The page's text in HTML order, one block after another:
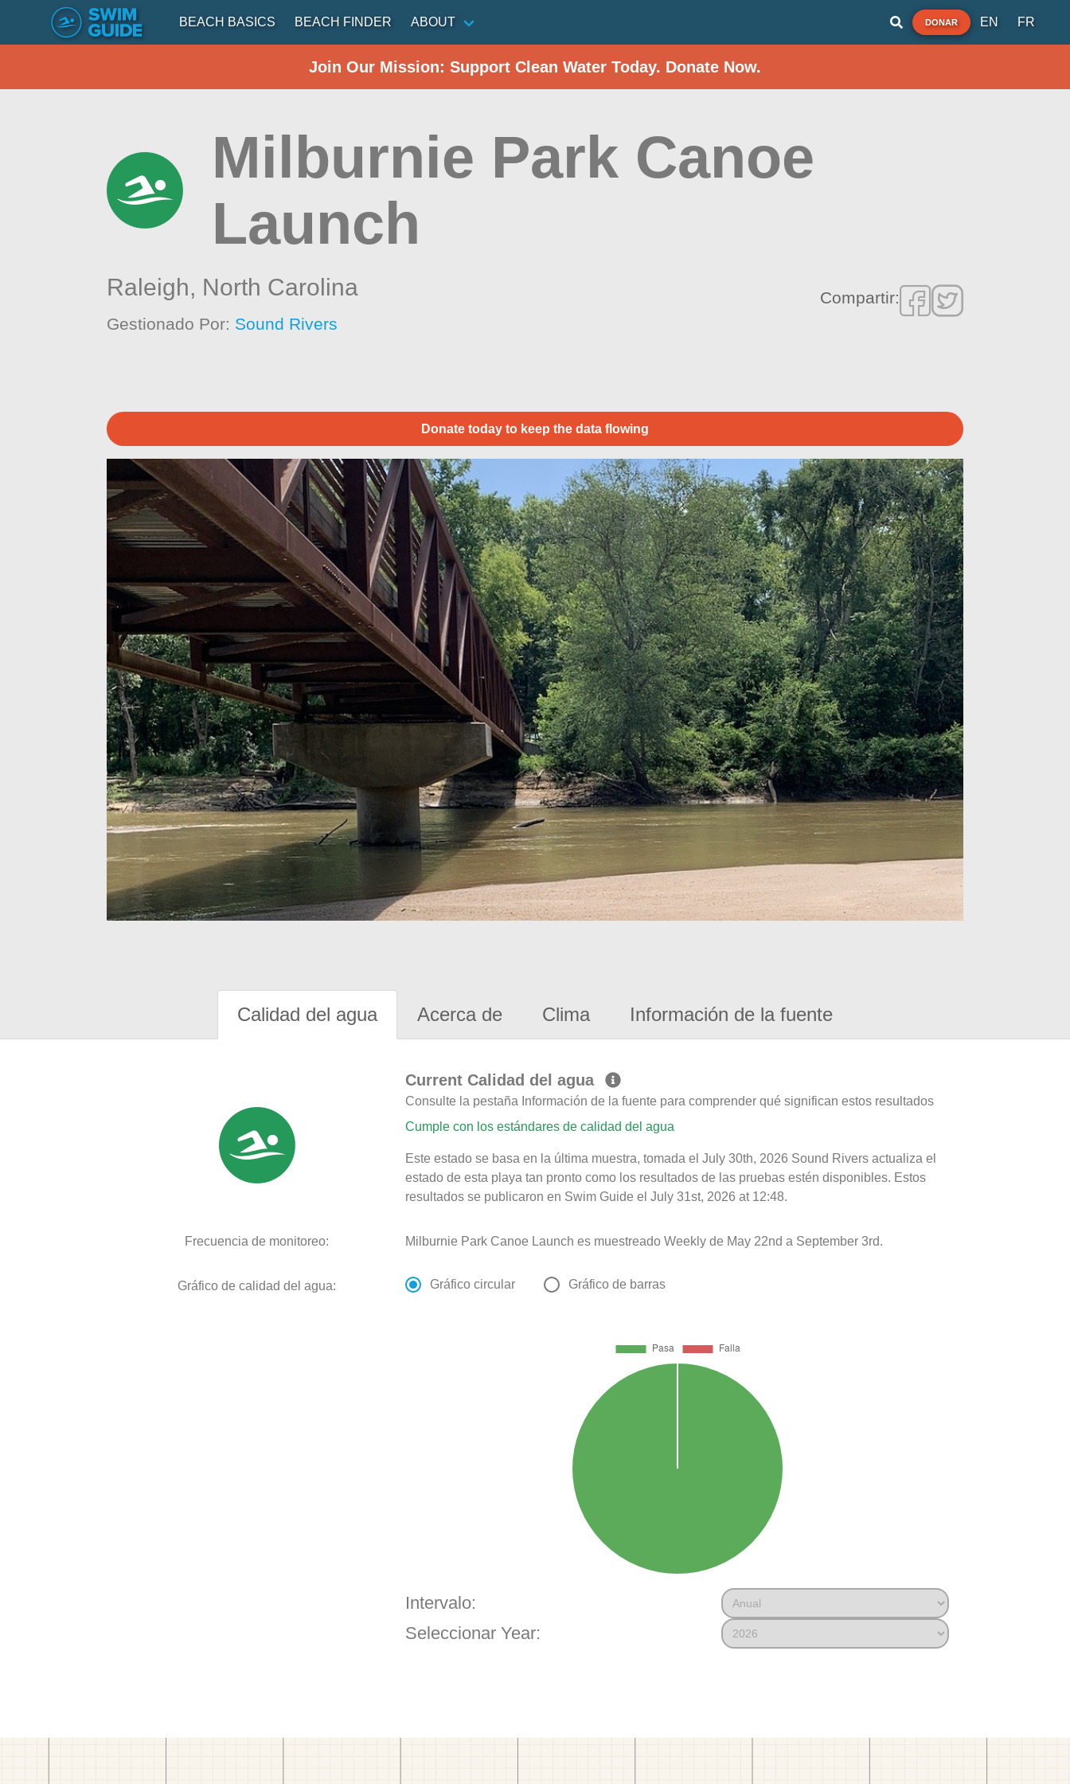
BEACH BASICS BEACH FINDER ABOUT DONAR EN FR
Join Our Mission: Support Clean Water Today. Donate Now.
Milburnie Park Canoe
Launch
Raleigh, North Carolina
Gestionado Por: Sound Rivers
Compartir:
Donate today to keep the data flowing
Calidad del agua Acerca de Clima Información de la fuente
Current Calidad del agua
Consulte la pestaña Información de la fuente para comprender qué significan estos resultados
Cumple con los estándares de calidad del agua
Este estado se basa en la última muestra, tomada el July 30th, 2026 Sound Rivers actualiza el
estado de esta playa tan pronto como los resultados de las pruebas estén disponibles. Estos
resultados se publicaron en Swim Guide el July 31st, 2026 at 12:48.
Frecuencia de monitoreo: Milburnie Park Canoe Launch es muestreado Weekly de May 22nd a September 3rd.
Gráfico de calidad del agua: Gráfico circular Gráfico de barras
Intervalo:
Seleccionar Year: